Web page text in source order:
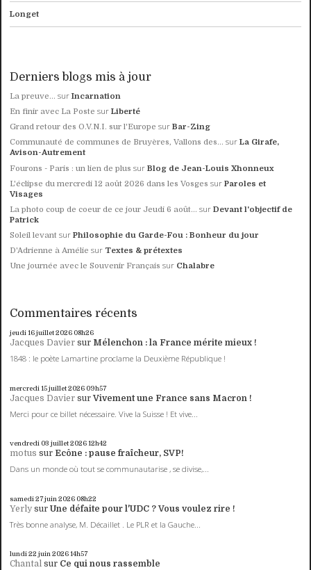
Longet
Derniers blogs mis à jour
La preuve... surIncarnation
En finir avec La Poste surLiberté
Grand retour des O.V.N.I. sur l'Europe surBar-Zing
Communauté de communes de Bruyères, Vallons des... surLa Girafe,
Avison-Autrement
Fourons - Paris : un lien de plus surBlog de Jean-Louis Xhonneux
L'éclipse du mercredi 12 août 2026 dans les Vosges surParoles et
Visages
La photo coup de coeur de ce jour Jeudi 6 août... surDevant l'objectif de
Patrick
Soleil levant surPhilosophie du Garde-Fou : Bonheur du jour
D'Adrienne à Amélie sur Textes & prétextes
Une journée avec le Souvenir Français sur Chalabre
Commentaires récents
jeudi 16juillet 2026 08h26
Jacques Davier sur Mélenchon : la France mérite mieux !
1848 : le poète Lamartine proclame la Deuxième République !
mercredi 15juillet 2026 09h57
Jacques Davier surVivement une France sans Macron !
Merci pour ce billet nécessaire. Vive la Suisse ! Et vive...
vendredi 03 juillet 202612h42
motus sur Ecône : pause fraîcheur, SVP!
Dans un monde où tout se communautarise , se divise,...
samedi 27juin 2026 08h22
Yerly surUne défaite pour l'UDC ? Vous voulez rire !
Très bonne analyse, M. Décaillet . Le PLR et la Gauche...
lundi 22 juin 202614h57
Chantal sur Ce qui nous rassemble